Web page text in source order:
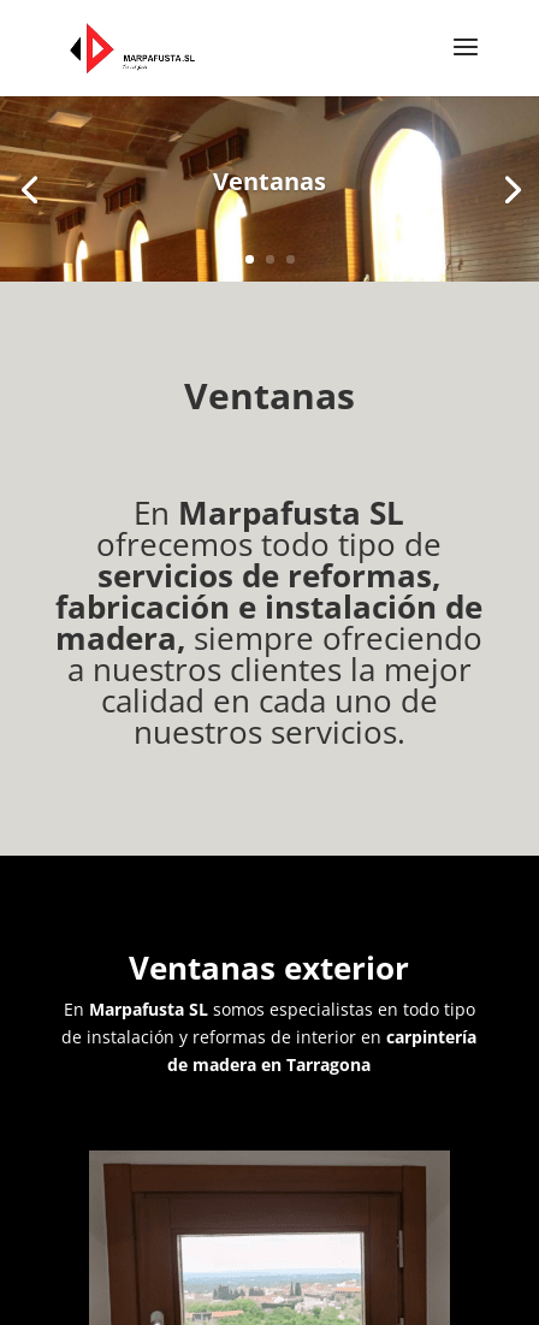
Ventanas
Ventanas
En Marpafusta SL
ofrecemos todo tipo de
servicios de reformas,
fabricación e instalación de
madera, siempre ofreciendo
a nuestros clientes la mejor
calidad en cada uno de
nuestros servicios.
Ventanas exterior
En Marpafusta SLsomos especialistas en todo tipo
de instalación y reformas de interior en carpintería
de madera en Tarragona